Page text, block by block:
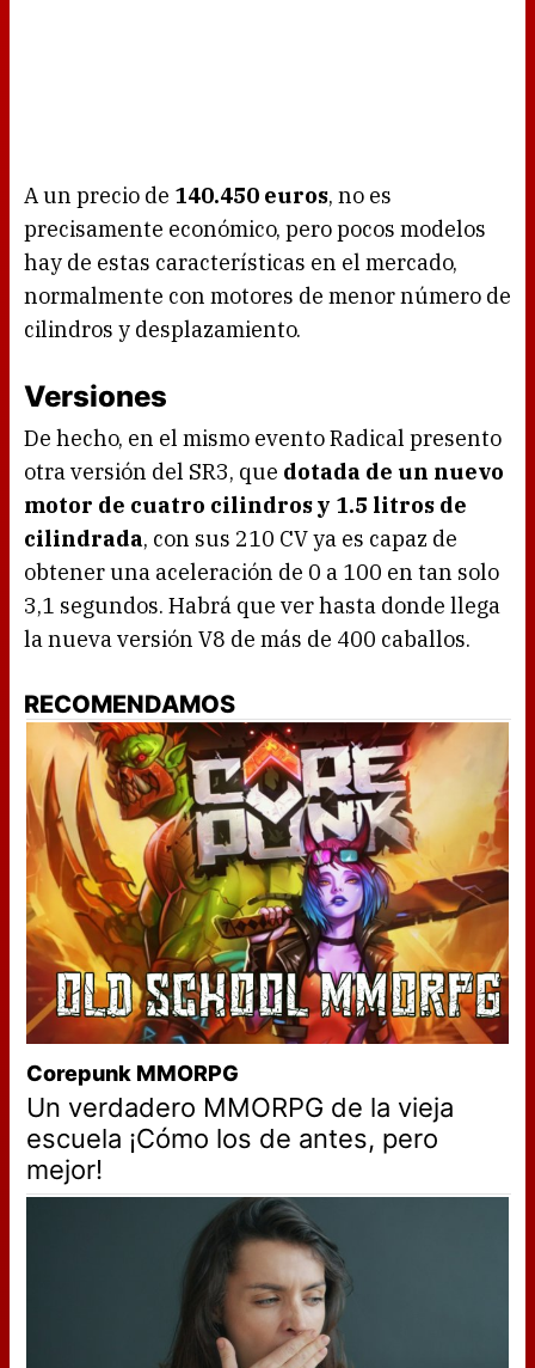
A un precio de 140.450 euros, no es
precisamente económico, pero pocos modelos
hay de estas características en el mercado,
normalmente con motores de menor número de
cilindros y desplazamiento.
Versiones
De hecho, en el mismo evento Radical presento
otra versión del SR3, que dotada de un nuevo
motor de cuatro cilindros y 1.5 litros de
cilindrada, con sus 210 CV ya es capaz de
obtener una aceleración de 0 a 100 en tan solo
3,1 segundos. Habrá que ver hasta donde llega
la nueva versión V8 de más de 400 caballos.
RECOMENDAMOS
Corepunk MMORPG
Un verdadero MMORPG de la vieja
escuela ¡Cómo los de antes, pero
mejor!